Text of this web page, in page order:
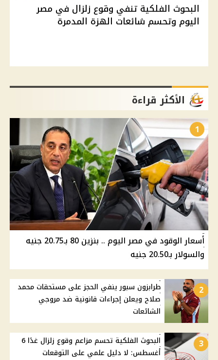
البحوث الفلكية تنفي وقوع زلزال في مصر
اليوم وتحسم شائعات الهزة المدمرة
الأكثر قراءة
1
أسعار الوقود في مصر اليوم .. بنزين 80 بـ20.75 جنيه
والسولار بـ20.50 جنيه
2
طرابزون سبور ينفي الحجز على مستحقات محمد
صلاح ويعلن إجراءات قانونية ضد مروجي
الشائعات
3
البحوث الفلكية تحسم مزاعم وقوع زلزال غدًا 6
أغسطس: لا دليل علمي على التوقعات